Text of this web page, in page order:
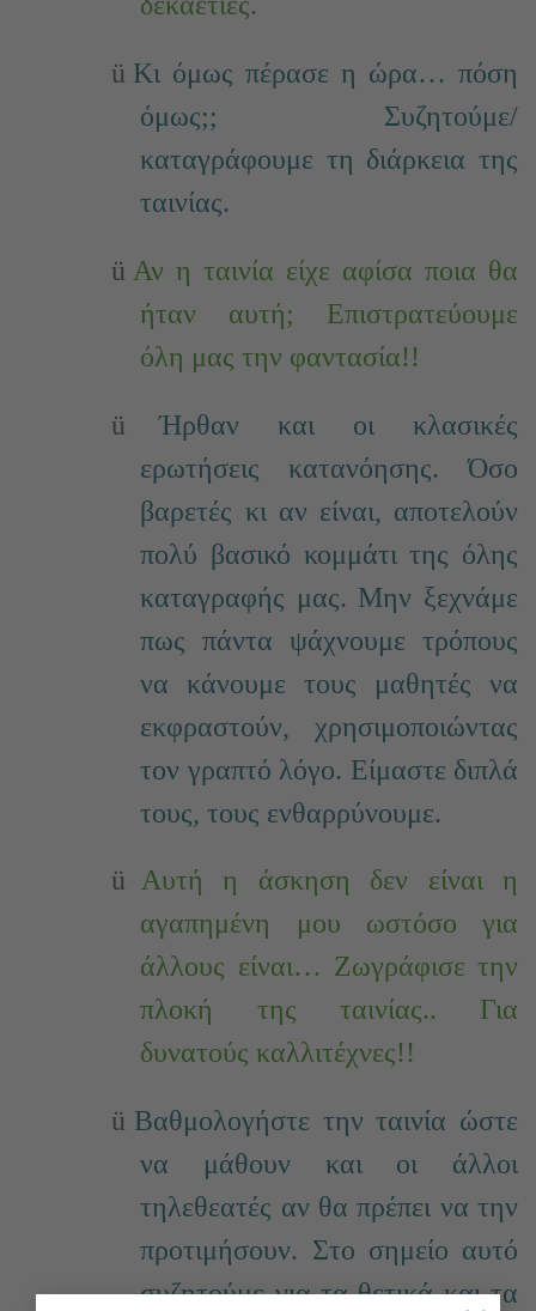
ü Κι όμως πέρασε η ώρα… πόση
όμως;; Συζητούμε/
καταγράφουμε τη διάρκεια της
ταινίας.
ü Αν η ταινία είχε αφίσα ποια θα
ήταν αυτή; Επιστρατεύουμε
όλη μας την φαντασία!!
ü
Ήρθαν και οι κλασικές
ερωτήσεις κατανόησης. Όσο
βαρετές κι αν είναι, αποτελούν
πολύ βασικό κομμάτι της όλης
καταγραφής μας. Μην ξεχνάμε
πως πάντα ψάχνουμε τρόπους
να κάνουμε τους μαθητές να
εκφραστούν, χρησιμοποιώντας
τον γραπτό λόγο. Είμαστε διπλά
τους, τους ενθαρρύνουμε.
ü Αυτή η άσκηση δεν είναι η
αγαπημένη μου ωστόσο για
άλλους είναι… Ζωγράφισε την
πλοκή της ταινίας.. Για
δυνατούς καλλιτέχνες!!
ü Βαθμολογήστε την ταινία ώστε
να μάθουν και οι άλλοι
τηλεθεατές αν θα πρέπει να την
προτιμήσουν. Στο σημείο αυτό
συζητούμε για τα θετικά και τα